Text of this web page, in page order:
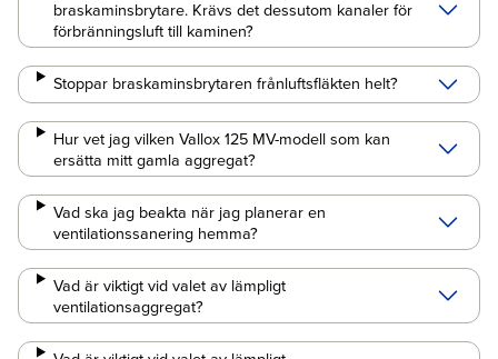
braskaminsbrytare. Krävs det dessutom kanaler för
förbränningsluft till kaminen?
Stoppar braskaminsbrytaren frånluftsfläkten helt?
Hur vet jag vilken Vallox 125 MV-modell som kan
ersätta mitt gamla aggregat?
Vad ska jag beakta när jag planerar en
ventilationssanering hemma?
Vad är viktigt vid valet av lämpligt
ventilationsaggregat?